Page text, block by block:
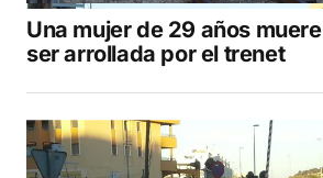
Una mujer de 29 años
ser arrollada por el trenet